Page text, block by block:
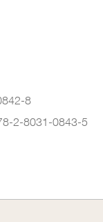
8
2-8031-0843-5